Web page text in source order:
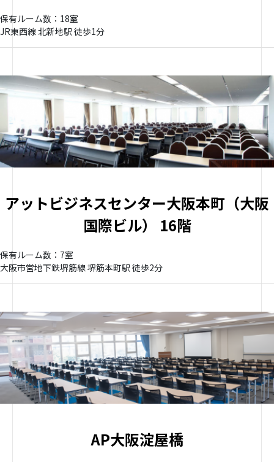
保有ルーム数：18室
JR東西線 北新地駅 徒歩1分
アットビジネスセンター大阪本町（大阪
国際ビル） 16階
保有ルーム数：7室
大阪市営地下鉄堺筋線 堺筋本町駅 徒歩2分
AP大阪淀屋橋